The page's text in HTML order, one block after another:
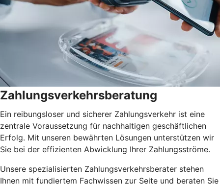
Zahlungsverkehrsberatung
Ein reibungsloser und sicherer Zahlungsverkehr ist eine
zentrale Voraussetzung für nachhaltigen geschäftlichen
Erfolg. Mit unseren bewährten Lösungen unterstützen wir
Sie bei der effizienten Abwicklung Ihrer Zahlungsströme.
Unsere spezialisierten Zahlungsverkehrsberater stehen
Ihnen mit fundiertem Fachwissen zur Seite und beraten Sie